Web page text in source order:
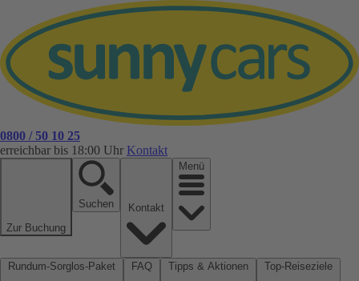
0800 / 50 10 25
erreichbar bis 18:00 Uhr Kontakt
Zur Buchung
Suchen
Menü